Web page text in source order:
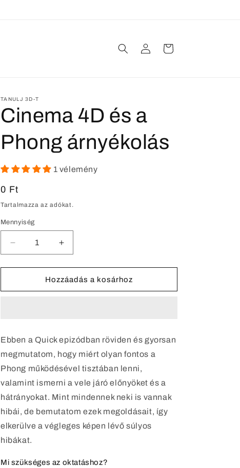
Bejelentkezés
Kosár
TANULJ 3D-T
Cinema 4D és a
Phong árnyékolás
1 vélemény
Normál
ár
0 Ft
Tartalmazza az adókat.
Mennyiség
Cinema
4D
és
Phong
Cinema
4D
és
a
Phong
Hozzáadás a kosárhoz
Ebben a Quick epizódban röviden és gyorsan
megmutatom, hogy miért olyan fontos a
Phong működésével tisztában lenni,
valamint ismerni a vele járó előnyöket és a
hátrányokat. Mint mindennek neki is vannak
hibái, de bemutatom ezek megoldásait, így
elkerülve a végleges képen lévő súlyos
hibákat.
Mi szükséges az oktatáshoz?